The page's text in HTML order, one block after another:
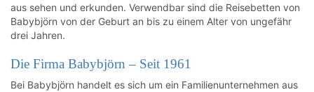
aus sehen und erkunden. Verwendbar sind die Reisebetten von
Babybjörn von der Geburt an bis zu einem Alter von ungefähr
drei Jahren.
Die Firma Babybjörn – Seit 1961
Bei Babybjörn handelt es sich um ein Familienunternehmen aus